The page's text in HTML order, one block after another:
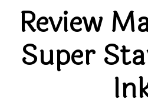
Review
Super